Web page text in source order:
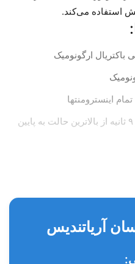
استفاده می‌کند.
ارگونومیک
اینسترومنتها
صندلی با حرکت سریع تنها در ۹ ثانیه از بالاترین حالت به پایین
آریاتندیس